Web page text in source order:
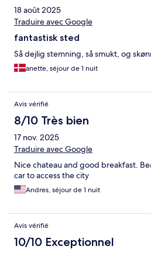
18 août 2025
Traduire avec Google
fantastisk sted
Så dejlig stemning, så smukt, og
anette, séjour de 1 nuit
Avis vérifié
8/10 Très bien
17 nov. 2025
Traduire avec Google
Nice chateau and good breakfast.
car to access the city
Andres, séjour de 1 nuit
Avis vérifié
10/10 Exceptionnel